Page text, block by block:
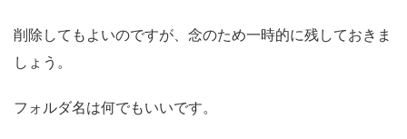
削除してもよいのですが、念のため一時的に残しておきま
しょう。
フォルダ名は何でもいいです。